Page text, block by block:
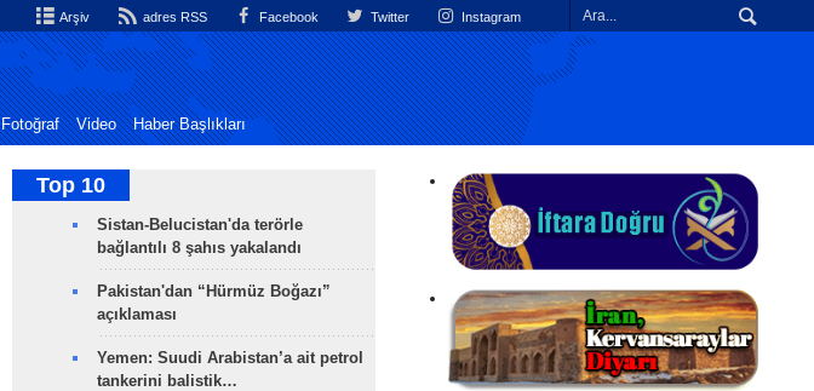
Arşiv adres RSS Facebook Twitter Instagram
Fotoğraf Video Haber Başlıkları
Top 10
Sistan-Belucistan'da terörle
bağlantılı 8 şahıs yakalandı
Pakistan'dan “Hürmüz Boğazı”
açıklaması
Yemen: Suudi Arabistan’a ait petrol
tankerini balistik…